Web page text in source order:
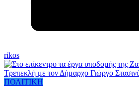
rikos
ΠΟΛΙΤΙΚΗ